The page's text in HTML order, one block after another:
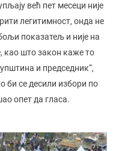
већ пет месеци није
легитимност, онда не
показатељ и није на
као што закон каже то
и председник“,
би се десили избори по
опет да гласа.